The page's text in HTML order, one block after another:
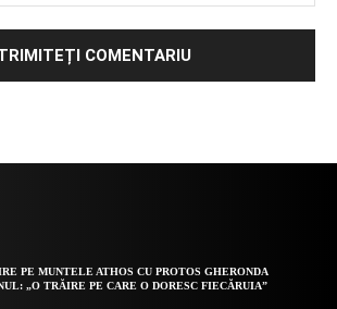
PE MUNTELE ATHOS CU PROTOS GHERONDA
„O TRĂIRE PE CARE O DORESC FIECĂRUIA”